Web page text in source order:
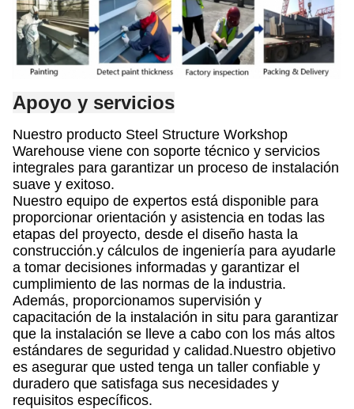
Apoyo y servicios
Nuestro producto Steel Structure Workshop
Warehouse viene con soporte técnico y servicios
integrales para garantizar un proceso de instalación
suave y exitoso.
Nuestro equipo de expertos está disponible para
proporcionar orientación y asistencia en todas las
etapas del proyecto, desde el diseño hasta la
construcción.y cálculos de ingeniería para ayudarle
a tomar decisiones informadas y garantizar el
cumplimiento de las normas de la industria.
Además, proporcionamos supervisión y
capacitación de la instalación in situ para garantizar
que la instalación se lleve a cabo con los más altos
estándares de seguridad y calidad.Nuestro objetivo
es asegurar que usted tenga un taller confiable y
duradero que satisfaga sus necesidades y
requisitos específicos.